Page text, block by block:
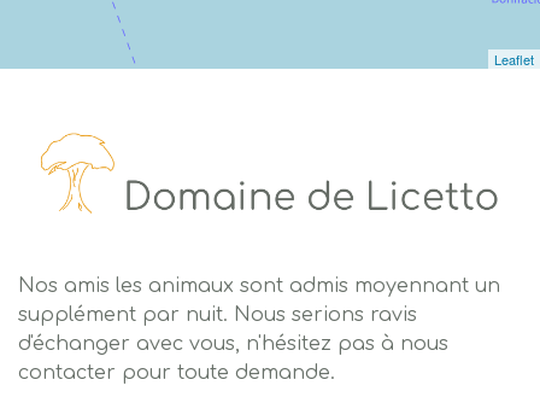
Leaflet
Nos amis les animaux sont admis moyennant un
supplément par nuit. Nous serions ravis
d'échanger avec vous, n'hésitez pas à nous
contacter pour toute demande.